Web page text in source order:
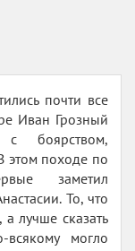
почти все
Иван Грозный
боярством,
этом походе по
заметил
То, что
лучше сказать
могло